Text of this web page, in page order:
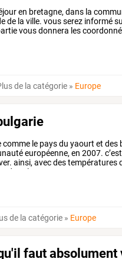
en bretagne, dans la
de la ville. vous serez informé
vous donnera les
de la catégorie » Europe
comme le paysdu yaourt et des
européenne, en 2007. c’est
ainsi, avecdestempératures
des plages
de la catégorie » Europe
faut absolument